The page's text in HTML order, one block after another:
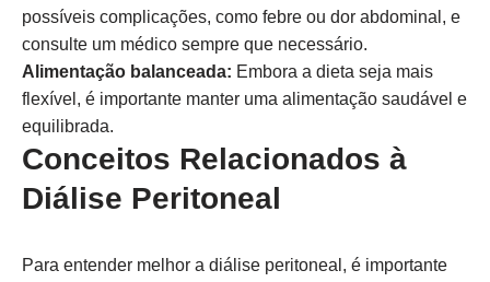
possíveis complicações, como febre ou dor abdominal, e
consulte um médico sempre que necessário.
Alimentação balanceada: Embora a dieta seja mais
flexível, é importante manter uma alimentação saudável e
equilibrada.
Conceitos Relacionados à
Diálise Peritoneal
Para entender melhor a diálise peritoneal, é importante